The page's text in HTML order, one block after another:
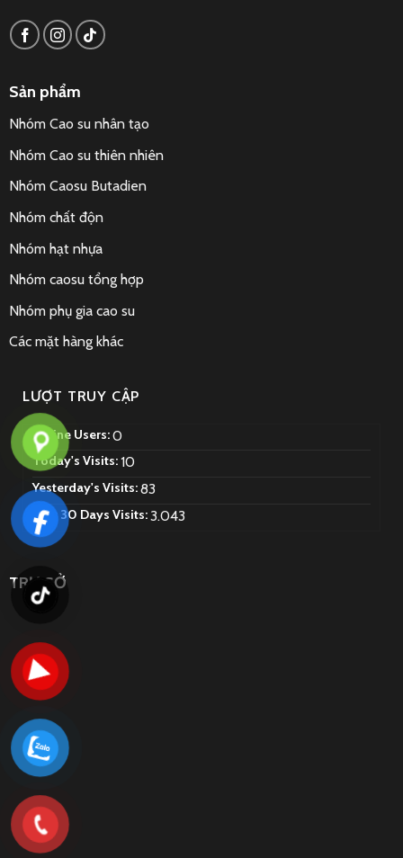
Sản phẩm
Nhóm Cao su nhân tạo
Nhóm Cao su thiên nhiên
Nhóm Caosu Butadien
Nhóm chất độn
Nhóm hạt nhựa
Nhóm caosu tổng hợp
Nhóm phụ gia cao su
Các mặt hàng khác
LƯỢT TRUY CẬP
Online Users:0
Today's Visits:10
Yesterday's Visits:83
Last 30 Days Visits:3.043
TRỤ SỞ